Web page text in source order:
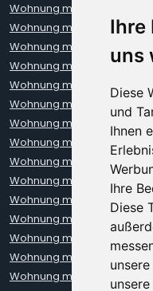
Ihre
uns
Diese
und
Ihnen
Ihre
Diese
Wohnung mieten Berlin
Wohnung mieten Bochum
Wohnung mieten Bremen
Wohnung mieten Dortmund
Wohnung mieten Erfurt
Wohnung mieten Freiburg
Wohnung mieten Hannover
Wohnung mieten Karlsruhe
Wohnung mieten Kleve
Wohnung mieten Köln
Wohnung mieten Leipzig
Wohnung mieten Lübeck
Wohnung mieten Mannheim
Wohnung mieten Münster
Wohnung mieten Nürnberg